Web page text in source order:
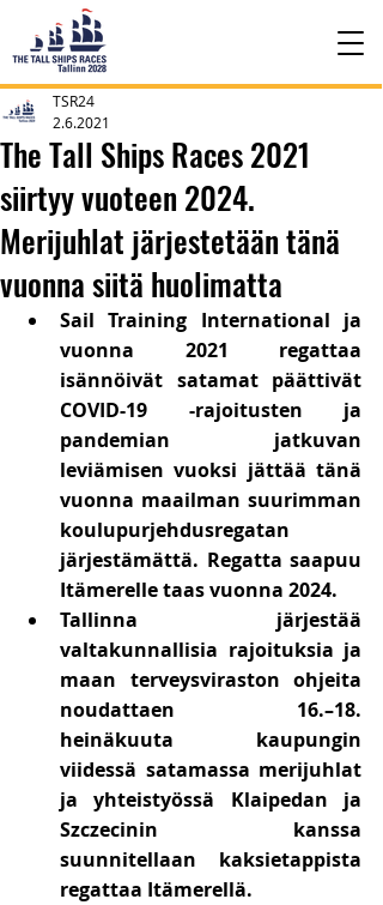
The Tall Ships Races 2021
siirtyy vuoteen 2024.
Merijuhlat järjestetään tänä
vuonna siitä huolimatta
TSR24
2.6.2021
Sail Training International ja
vuonna 2021 regattaa
isännöivät satamat päättivät
COVID-19 -rajoitusten ja
pandemian jatkuvan
leviämisen vuoksi jättää tänä
vuonna maailman suurimman
koulupurjehdusregatan
järjestämättä. Regatta saapuu
Itämerelle taas vuonna 2024.
Tallinna järjestää
valtakunnallisia rajoituksia ja
maan terveysviraston ohjeita
noudattaen 16.–18.
heinäkuuta kaupungin
viidessä satamassa merijuhlat
ja yhteistyössä Klaipedan ja
Szczecinin kanssa
suunnitellaan kaksietappista
regattaa Itämerellä.